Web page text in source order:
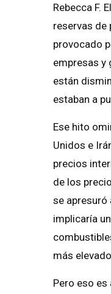
Rebecca F.
reservas de
provocado
empresas y
están
estaban a
Ese hito
Unidos e
precios
de los
se apresuró
implicaría
más
Pero eso es